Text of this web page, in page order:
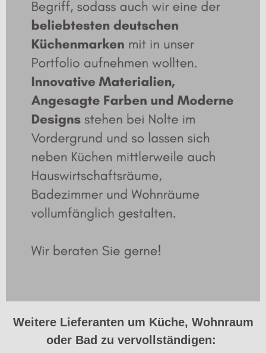
Weitere Lieferanten um Küche, Wohnraum
oder Bad zu vervollständigen: